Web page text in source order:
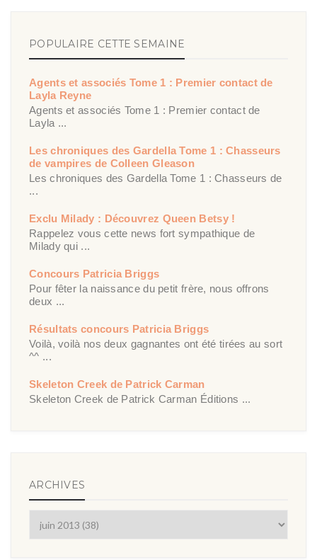
POPULAIRE CETTE SEMAINE
Agents et associés Tome 1 : Premier contact de
Layla Reyne
Agents et associés Tome 1 : Premier contact de
Layla ...
Les chroniques des Gardella Tome 1 : Chasseurs
de vampires de Colleen Gleason
Les chroniques des Gardella Tome 1 : Chasseurs de
...
Exclu Milady : Découvrez Queen Betsy !
Rappelez vous cette news fort sympathique de
Milady qui ...
Concours Patricia Briggs
Pour fêter la naissance du petit frère, nous offrons
deux ...
Résultats concours Patricia Briggs
Voilà, voilà nos deux gagnantes ont été tirées au sort
^^ ...
Skeleton Creek de Patrick Carman
Skeleton Creek de Patrick Carman Éditions ...
ARCHIVES